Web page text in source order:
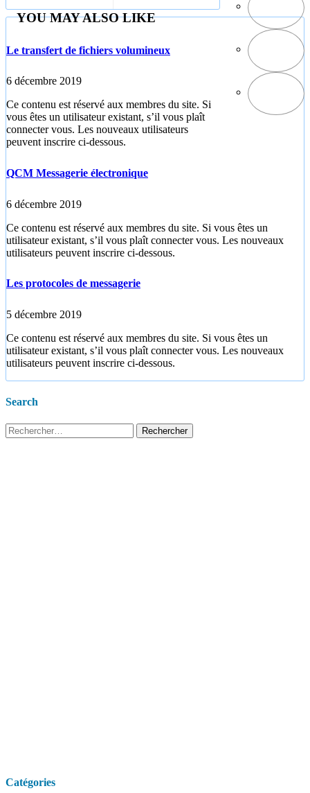
YOU MAY ALSO LIKE
Le transfert de fichiers volumineux
6 décembre 2019
Ce contenu est réservé aux membres du site. Si
vous êtes un utilisateur existant, s’il vous plaît
connecter vous. Les nouveaux utilisateurs
peuvent inscrire ci-dessous.
QCM Messagerie électronique
6 décembre 2019
Ce contenu est réservé aux membres du site. Si vous êtes un
utilisateur existant, s’il vous plaît connecter vous. Les nouveaux
utilisateurs peuvent inscrire ci-dessous.
Les protocoles de messagerie
5 décembre 2019
Ce contenu est réservé aux membres du site. Si vous êtes un
utilisateur existant, s’il vous plaît connecter vous. Les nouveaux
utilisateurs peuvent inscrire ci-dessous.
Search
Rechercher :
Catégories